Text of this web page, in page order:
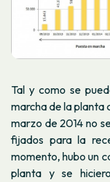
Tal y como se
marcha de la planta
marzo de 2014 no
fijados para la
momento, hubo un
planta y se